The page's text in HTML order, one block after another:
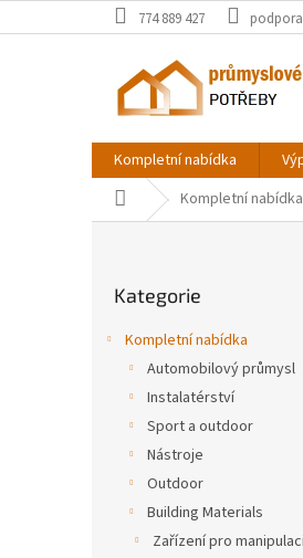
na
774 889 427
Kompletní nabídka
Domů Kompletní nabídka
kategorie
Kategorie
Kompletní nabídka
Automobilový průmysl
Instalatérství
Sport a outdoor
Nástroje
Outdoor
Building Materials
Zařízení pro